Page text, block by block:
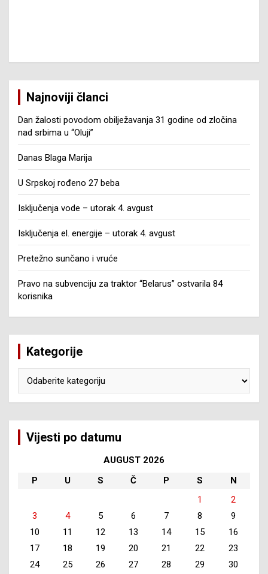
Najnoviji članci
Dan žalosti povodom obilježavanja 31 godine od zločina
nad srbima u “Oluji”
Danas Blaga Marija
U Srpskoj rođeno 27 beba
Isključenja vode – utorak 4. avgust
Isključenja el. energije – utorak 4. avgust
Pretežno sunčano i vruće
Pravo na subvenciju za traktor “Belarus” ostvarila 84
korisnika
Kategorije
Vijesti po datumu
AUGUST 2026
P
U S Č P S
N
1
2
3
4 5 6 7 8
9
10
11 12 13 14 15
16
17
18 19 20 21 22
23
24
25 26 27 28 29
30